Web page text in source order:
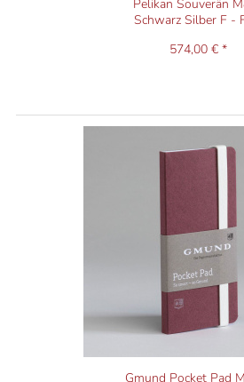
Pelikan Souverän
Schwarz Silber F -
574,00 € *
Gmund Pocket Pad